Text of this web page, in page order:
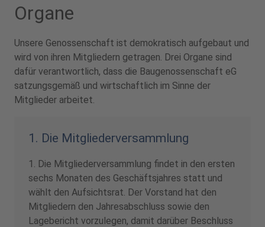
Organe
Unsere Genossenschaft ist demokratisch aufgebaut und
wird von ihren Mitgliedern getragen. Drei Organe sind
dafür verantwortlich, dass die Baugenossenschaft eG
satzungsgemäß und wirtschaftlich im Sinne der
Mitglieder arbeitet.
1. Die Mitgliederversammlung
1. Die Mitgliederversammlung findet in den ersten
sechs Monaten des Geschäftsjahres statt und
wählt den Aufsichtsrat. Der Vorstand hat den
Mitgliedern den Jahresabschluss sowie den
Lagebericht vorzulegen, damit darüber Beschluss